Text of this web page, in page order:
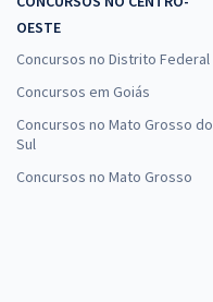
OESTE
Concursos no Distrito Federal
Concursos em Goiás
Concursos no Mato Grosso do
Sul
Concursos no Mato Grosso